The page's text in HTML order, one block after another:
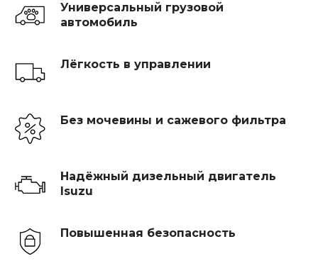
Универсальный грузовой
автомобиль
Лёгкость в управлении
Без мочевины и сажевого фильтра
Надёжный дизельный двигатель
Isuzu
Повышенная безопасность